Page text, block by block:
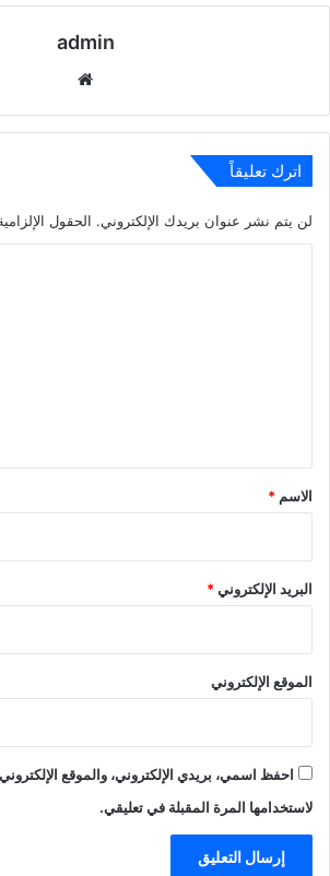
admin
اترك تعليقاً
لن يتم نشر عنوان بريدك الإلكتروني. الحقول
*
الاسم *
البريد الإلكتروني*
الموقع الإلكتروني
احفظ اسمي، بريدي الإلكتروني، والموقع
لاستخدامها المرة المقبلة في تعليقي.